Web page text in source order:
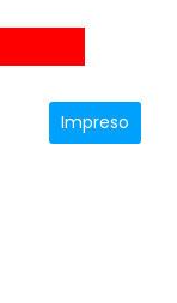
Impreso